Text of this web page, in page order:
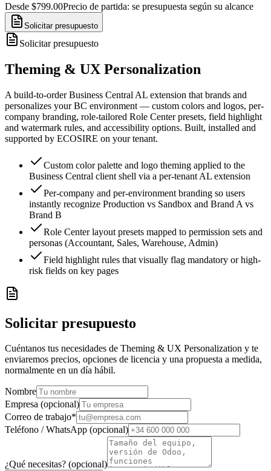
Desde $799.00Precio de partida: se presupuesta según su alcance
Solicitar presupuesto
Solicitar presupuesto
Theming & UX Personalization
A build-to-order Business Central AL extension that brands and
personalizes your BC environment — custom colors and logos, per-
company branding, role-tailored Role Center presets, field highlight
and watermark rules, and accessibility options. Built, installed and
supported by ECOSIRE on your tenant.
Custom color palette and logo theming applied to the
Business Central client shell via a per-tenant AL extension
Per-company and per-environment branding so users
instantly recognize Production vs Sandbox and Brand A vs
Brand B
Role Center layout presets mapped to permission sets and
personas (Accountant, Sales, Warehouse, Admin)
Field highlight rules that visually flag mandatory or high-
risk fields on key pages
Solicitar presupuesto
Cuéntanos tus necesidades de Theming & UX Personalization y te
enviaremos precios, opciones de licencia y una propuesta a medida,
normalmente en un día hábil.
Nombre
Empresa (opcional)
Correo de trabajo*
Teléfono / WhatsApp (opcional)
¿Qué necesitas? (opcional)